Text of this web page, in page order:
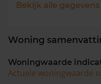
Bekijk alle gegevens
Woning
Woningwaarde
Actuele woningwaarde